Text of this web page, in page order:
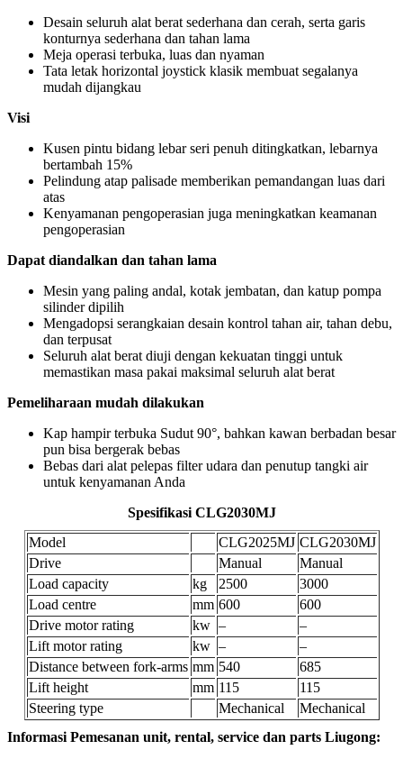
Desain seluruh alat berat sederhana dan cerah, serta garis
konturnya sederhana dan tahan lama
Meja operasi terbuka, luas dan nyaman
Tata letak horizontal joystick klasik membuat segalanya
mudah dijangkau
Visi
Kusen pintu bidang lebar seri penuh ditingkatkan, lebarnya
bertambah 15%
Pelindung atap palisade memberikan pemandangan luas dari
atas
Kenyamanan pengoperasian juga meningkatkan keamanan
pengoperasian
Dapat diandalkan dan tahan lama
Mesin yang paling andal, kotak jembatan, dan katup pompa
silinder dipilih
Mengadopsi serangkaian desain kontrol tahan air, tahan debu,
dan terpusat
Seluruh alat berat diuji dengan kekuatan tinggi untuk
memastikan masa pakai maksimal seluruh alat berat
Pemeliharaan mudah dilakukan
Kap hampir terbuka Sudut 90°, bahkan kawan berbadan besar
pun bisa bergerak bebas
Bebas dari alat pelepas filter udara dan penutup tangki air
untuk kenyamanan Anda
Spesifikasi CLG2030MJ
Model
CLG2025MJ CLG2030MJ
Drive
Manual
Manual
Load capacity
kg 2500
3000
Load centre
mm 600
600
Drive motor rating
kw –
–
Lift motor rating
kw –
–
Distance between fork-arms mm 540
685
Lift height
mm 115
115
Steering type
Mechanical
Mechanical
Informasi Pemesanan unit, rental, service dan parts Liugong: